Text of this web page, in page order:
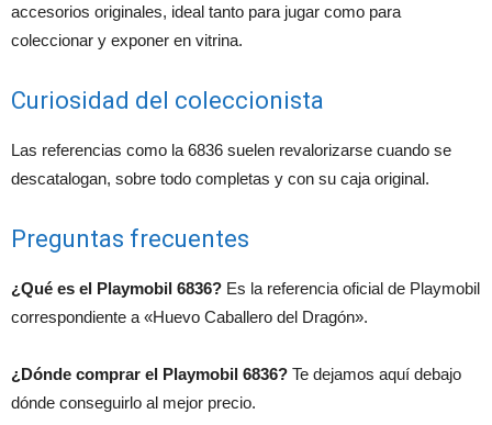
accesorios originales, ideal tanto para jugar como para
coleccionar y exponer en vitrina.
Curiosidad del coleccionista
Las referencias como la 6836 suelen revalorizarse cuando se
descatalogan, sobre todo completas y con su caja original.
Preguntas frecuentes
¿Qué es el Playmobil 6836? Es la referencia oficial de Playmobil
correspondiente a «Huevo Caballero del Dragón».
¿Dónde comprar el Playmobil 6836? Te dejamos aquí debajo
dónde conseguirlo al mejor precio.